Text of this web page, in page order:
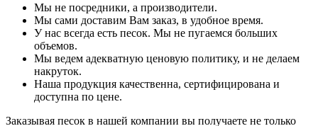
Мы не посредники, а производители.
Мы сами доставим Вам заказ, в удобное время.
У нас всегда есть песок. Мы не пугаемся больших
объемов.
Мы ведем адекватную ценовую политику, и не делаем
накруток.
Наша продукция качественна, сертифицирована и
доступна по цене.
Заказывая песок в нашей компании вы получаете не только